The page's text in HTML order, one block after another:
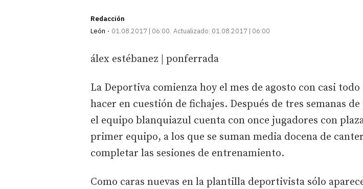
Redacción
León
01.08.2017 | 06:00 Actualizado: 01.08.2017 | 06:00
álex estébanez | ponferrada
La Deportiva comienza hoy el mes de agosto con casi
hacer en cuestión de fichajes. Después de tres semanas
el equipo blanquiazul cuenta con once jugadores con
primer equipo, a los que se suman media docena de
completar las sesiones de entrenamiento.
Como caras nuevas en la plantilla deportivista sólo